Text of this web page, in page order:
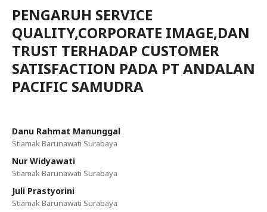
PENGARUH SERVICE
QUALITY,CORPORATE IMAGE,DAN
TRUST TERHADAP CUSTOMER
SATISFACTION PADA PT ANDALAN
PACIFIC SAMUDRA
Danu Rahmat Manunggal
Stiamak Barunawati Surabaya
Nur Widyawati
Stiamak Barunawati Surabaya
Juli Prastyorini
Stiamak Barunawati Surabaya